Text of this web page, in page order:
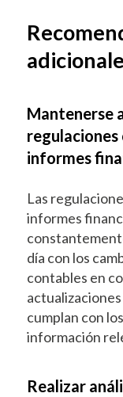
Mantenerse
regulaciones
informes
Las
informes
día con los
contables en
cumplan con
información
Realizar